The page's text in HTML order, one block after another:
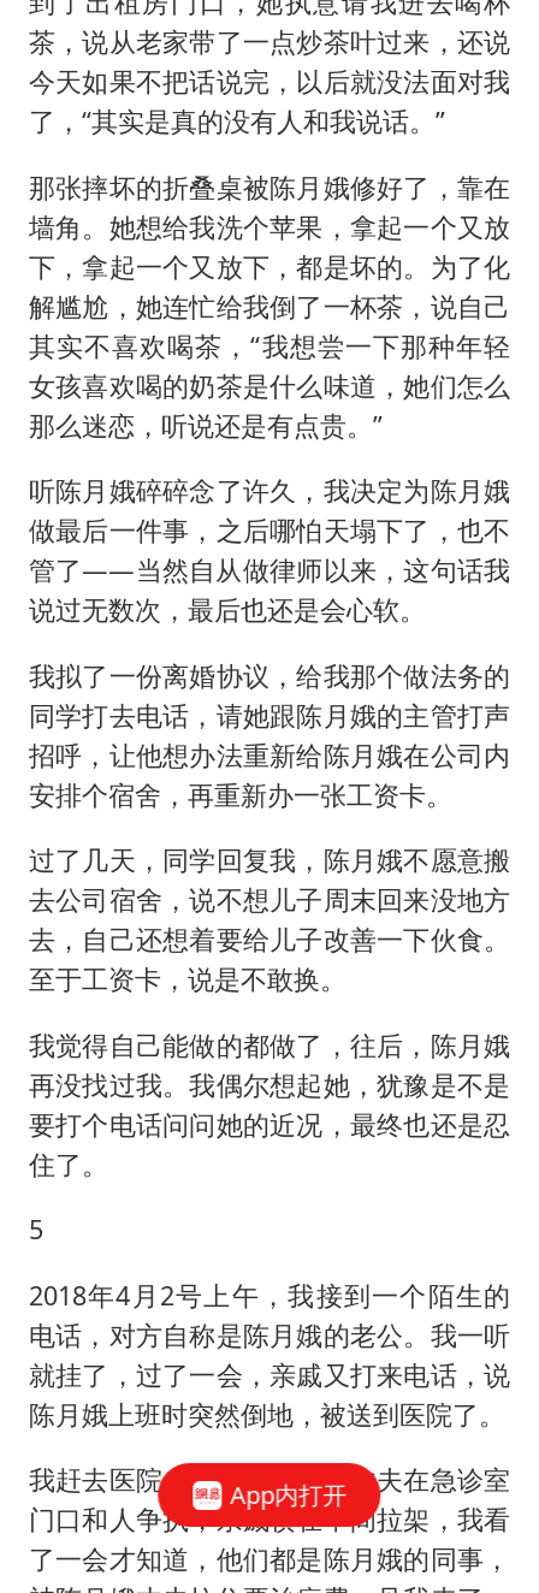
茶，说从老家带了一点炒茶叶过来，还说
今天如果不把话说完，以后就没法面对我
了，“其实是真的没有人和我说话。”
那张摔坏的折叠桌被陈月娥修好了，靠在
墙角。她想给我洗个苹果，拿起一个又放
下，拿起一个又放下，都是坏的。为了化
解尴尬，她连忙给我倒了一杯茶，说自己
其实不喜欢喝茶，“我想尝一下那种年轻
女孩喜欢喝的奶茶是什么味道，她们怎么
那么迷恋，听说还是有点贵。”
听陈月娥碎碎念了许久，我决定为陈月娥
做最后一件事，之后哪怕天塌下了，也不
管了——当然自从做律师以来，这句话我
说过无数次，最后也还是会心软。
我拟了一份离婚协议，给我那个做法务的
同学打去电话，请她跟陈月娥的主管打声
招呼，让他想办法重新给陈月娥在公司内
安排个宿舍，再重新办一张工资卡。
过了几天，同学回复我，陈月娥不愿意搬
去公司宿舍，说不想儿子周末回来没地方
去，自己还想着要给儿子改善一下伙食。
至于工资卡，说是不敢换。
我觉得自己能做的都做了，往后，陈月娥
再没找过我。我偶尔想起她，犹豫是不是
要打个电话问问她的近况，最终也还是忍
住了。
5
2018年4月2号上午，我接到一个陌生的
电话，对方自称是陈月娥的老公。我一听
就挂了，过了一会，亲戚又打来电话，说
陈月娥上班时突然倒地，被送到医院了。
我赶去医院，发现陈月娥的丈夫在急诊室
门口和人争执，亲戚横在中间拉架，我看
了一会才知道，他们都是陈月娥的同事，
App内打开